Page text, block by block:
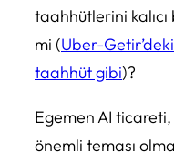
taahhütlerini
mi (Uber-
taahhüt gibi)?
Egemen AI ticareti,
önemli teması